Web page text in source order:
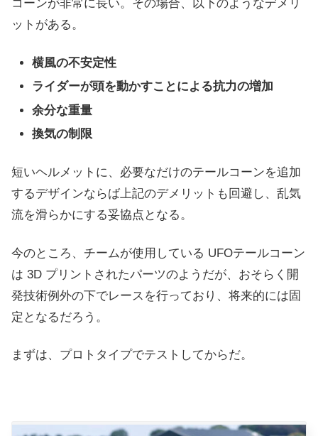
コーンが非常に長い。その場合、以下のようなデメリ
ットがある。
横風の不安定性
ライダーが頭を動かすことによる抗力の増加
余分な重量
換気の制限
短いヘルメットに、必要なだけのテールコーンを追加
するデザインならば上記のデメリットも回避し、乱気
流を滑らかにする妥協点となる。
今のところ、チームが使用している UFOテールコーン
は 3D プリントされたパーツのようだが、おそらく開
発技術例外の下でレースを行っており、将来的には固
定となるだろう。
まずは、プロトタイプでテストしてからだ。